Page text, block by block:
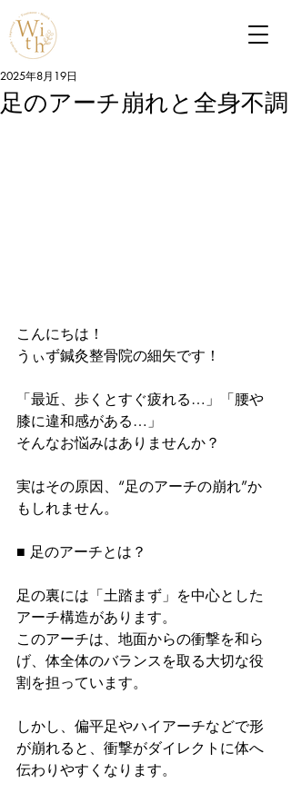
足のアーチ崩れと全身不調
2025年8月19日
こんにちは！
うぃず鍼灸整骨院の細矢です！
「最近、歩くとすぐ疲れる…」「腰や
膝に違和感がある…」
そんなお悩みはありませんか？
実はその原因、“足のアーチの崩れ”か
もしれません。
■ 足のアーチとは？
足の裏には「土踏まず」を中心とした
アーチ構造があります。
このアーチは、地面からの衝撃を和ら
げ、体全体のバランスを取る大切な役
割を担っています。
しかし、偏平足やハイアーチなどで形
が崩れると、衝撃がダイレクトに体へ
伝わりやすくなります。